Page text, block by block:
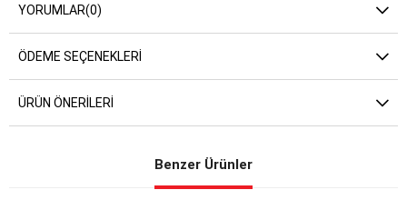
YORUMLAR(0)
ÖDEME SEÇENEKLERI
ÜRÜN ÖNERILERI
Benzer Ürünler